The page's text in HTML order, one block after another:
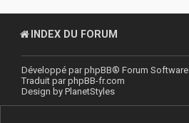
INDEX DU FORUM
Développé parphpBB® Forum
Traduit parphpBB-fr.com
Design by PlanetStyles